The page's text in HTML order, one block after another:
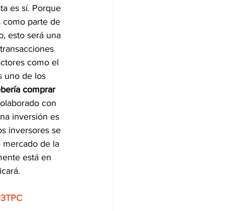
es sí. Porque
como parte de
esto será una
como el
uno de los
comprar
con
inversión es
inversores se
mercado de la
está en